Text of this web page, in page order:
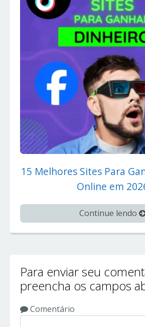
15 Melhores Sites Para
Online em
Continue lendo
Para enviar seu
preencha os campos
Comentário